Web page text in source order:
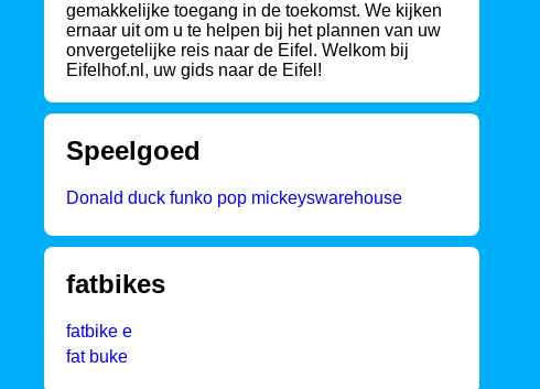
gemakkelijke toegang in de toekomst. We kijken
ernaar uit om u te helpen bij het plannen van uw
onvergetelijke reis naar de Eifel. Welkom bij
Eifelhof.nl, uw gids naar de Eifel!
Speelgoed
Donald duck funko pop mickeyswarehouse
fatbikes
fatbike e
fat buke